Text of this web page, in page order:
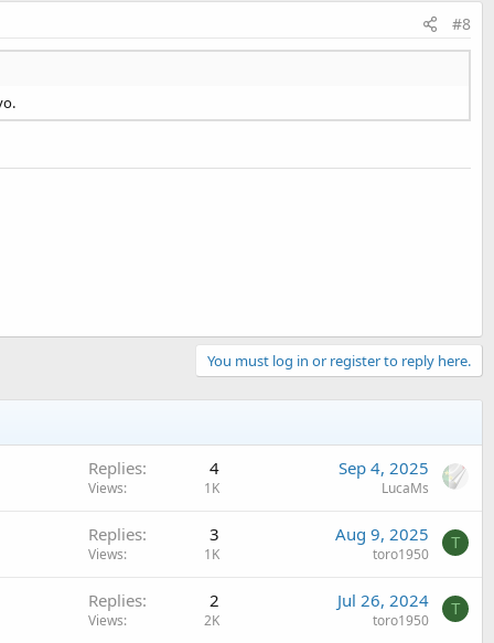
#8
You must log in or register to reply here.
Replies 4
Views 1K
Sep 4, 2025
LucaMs
Replies 3
Views 1K
Aug 9, 2025
toro1950
T
Replies 2
Views 2K
Jul 26, 2024
toro1950
T